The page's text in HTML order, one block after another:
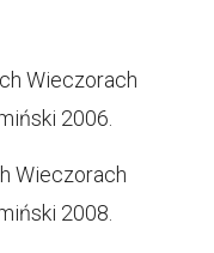
Wieczorach
2006.
Wieczorach
2008.